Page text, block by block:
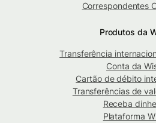
Correspondentes
Produtos da
Transferência
Conta da
Cartão de débito
Transferências de
Receba
Plataforma